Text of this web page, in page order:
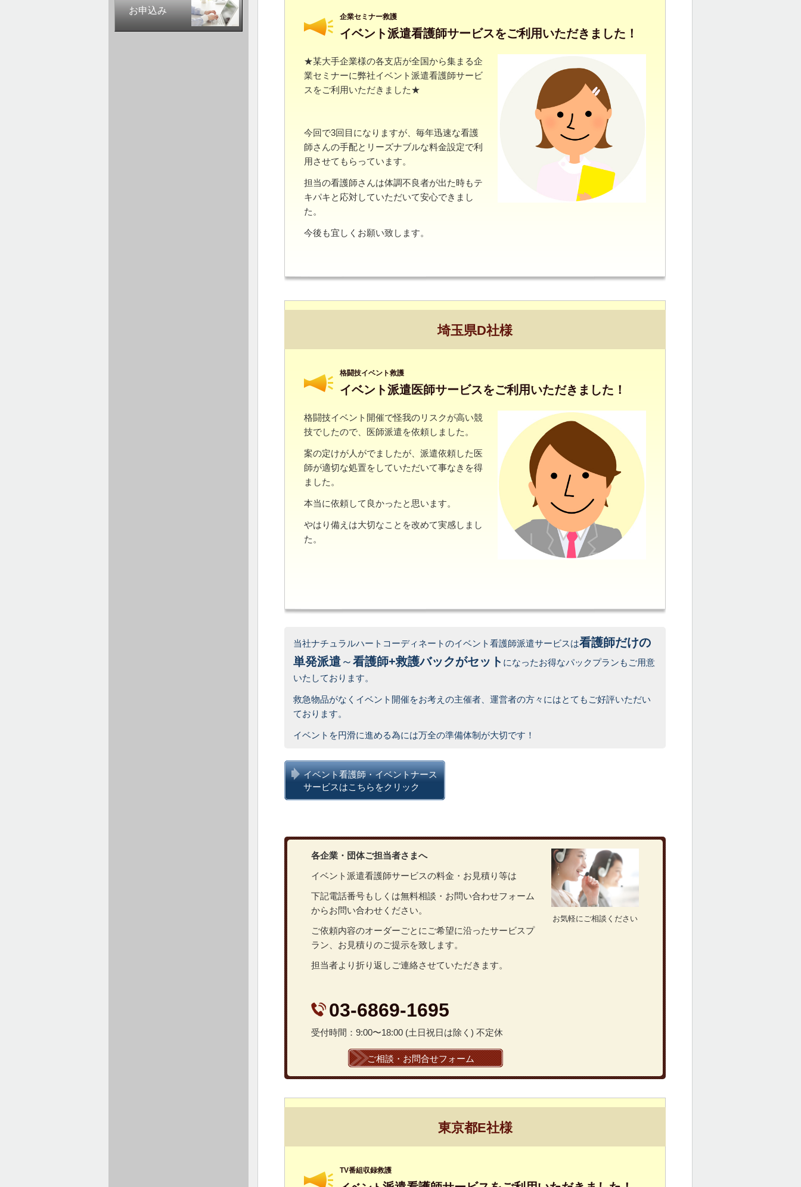
企業セミナー救護
イベント派遣看護師サービスをご利用いただきました！
★某大手企業様の各支店が全国から集まる企
業セミナーに弊社イベント派遣看護師サービ
スをご利用いただきました★
今回で3回目になりますが、毎年迅速な看護
師さんの手配とリーズナブルな料金設定で利
用させてもらっています。
担当の看護師さんは体調不良者が出た時もテ
キパキと応対していただいて安心できまし
た。
今後も宜しくお願い致します。
埼玉県D社様
格闘技イベント救護
イベント派遣医師サービスをご利用いただきました！
格闘技イベント開催で怪我のリスクが高い競
技でしたので、医師派遣を依頼しました。
案の定けが人がでましたが、派遣依頼した医
師が適切な処置をしていただいて事なきを得
ました。
本当に依頼して良かったと思います。
やはり備えは大切なことを改めて実感しまし
た。
当社ナチュラルハートコーディネートのイベント看護師派遣サービスは看護師だけの
単発派遣 ～看護師+救護バックがセット になったお得なパックプランもご用意
いたしております。
救急物品がなくイベント開催をお考えの主催者、運営者の方々にはとてもご好評いただい
ております。
イベントを円滑に進める為には万全の準備体制が大切です！
イベント看護師・イベントナース
サービスはこちらをクリック
お気軽にご相談ください
各企業・団体ご担当者さまへ
イベント派遣看護師サービスの料金・お見積り等は
下記電話番号もしくは無料相談・お問い合わせフォーム
からお問い合わせください。
ご依頼内容のオーダーごとにご希望に沿ったサービスプ
ラン、お見積りのご提示を致します。
担当者より折り返しご連絡させていただきます。
03-6869-1695
受付時間：9:00〜18:00 (土日祝日は除く) 不定休
ご相談・お問合せフォーム
東京都E社様
TV番組収録救護
お申込み